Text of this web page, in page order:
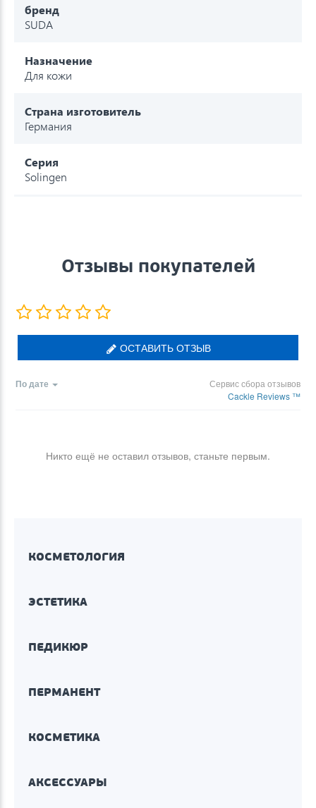
бренд
SUDA
Назначение
Для кожи
Страна изготовитель
Германия
Серия
Solingen
Отзывы покупателей
ОСТАВИТЬ ОТЗЫВ
По дате
Сервис сбора отзывов
Cackle Reviews ™
Никто ещё не оставил отзывов, станьте первым.
КОСМЕТОЛОГИЯ
ЭСТЕТИКА
ПЕДИКЮР
ПЕРМАНЕНТ
КОСМЕТИКА
АКСЕССУАРЫ